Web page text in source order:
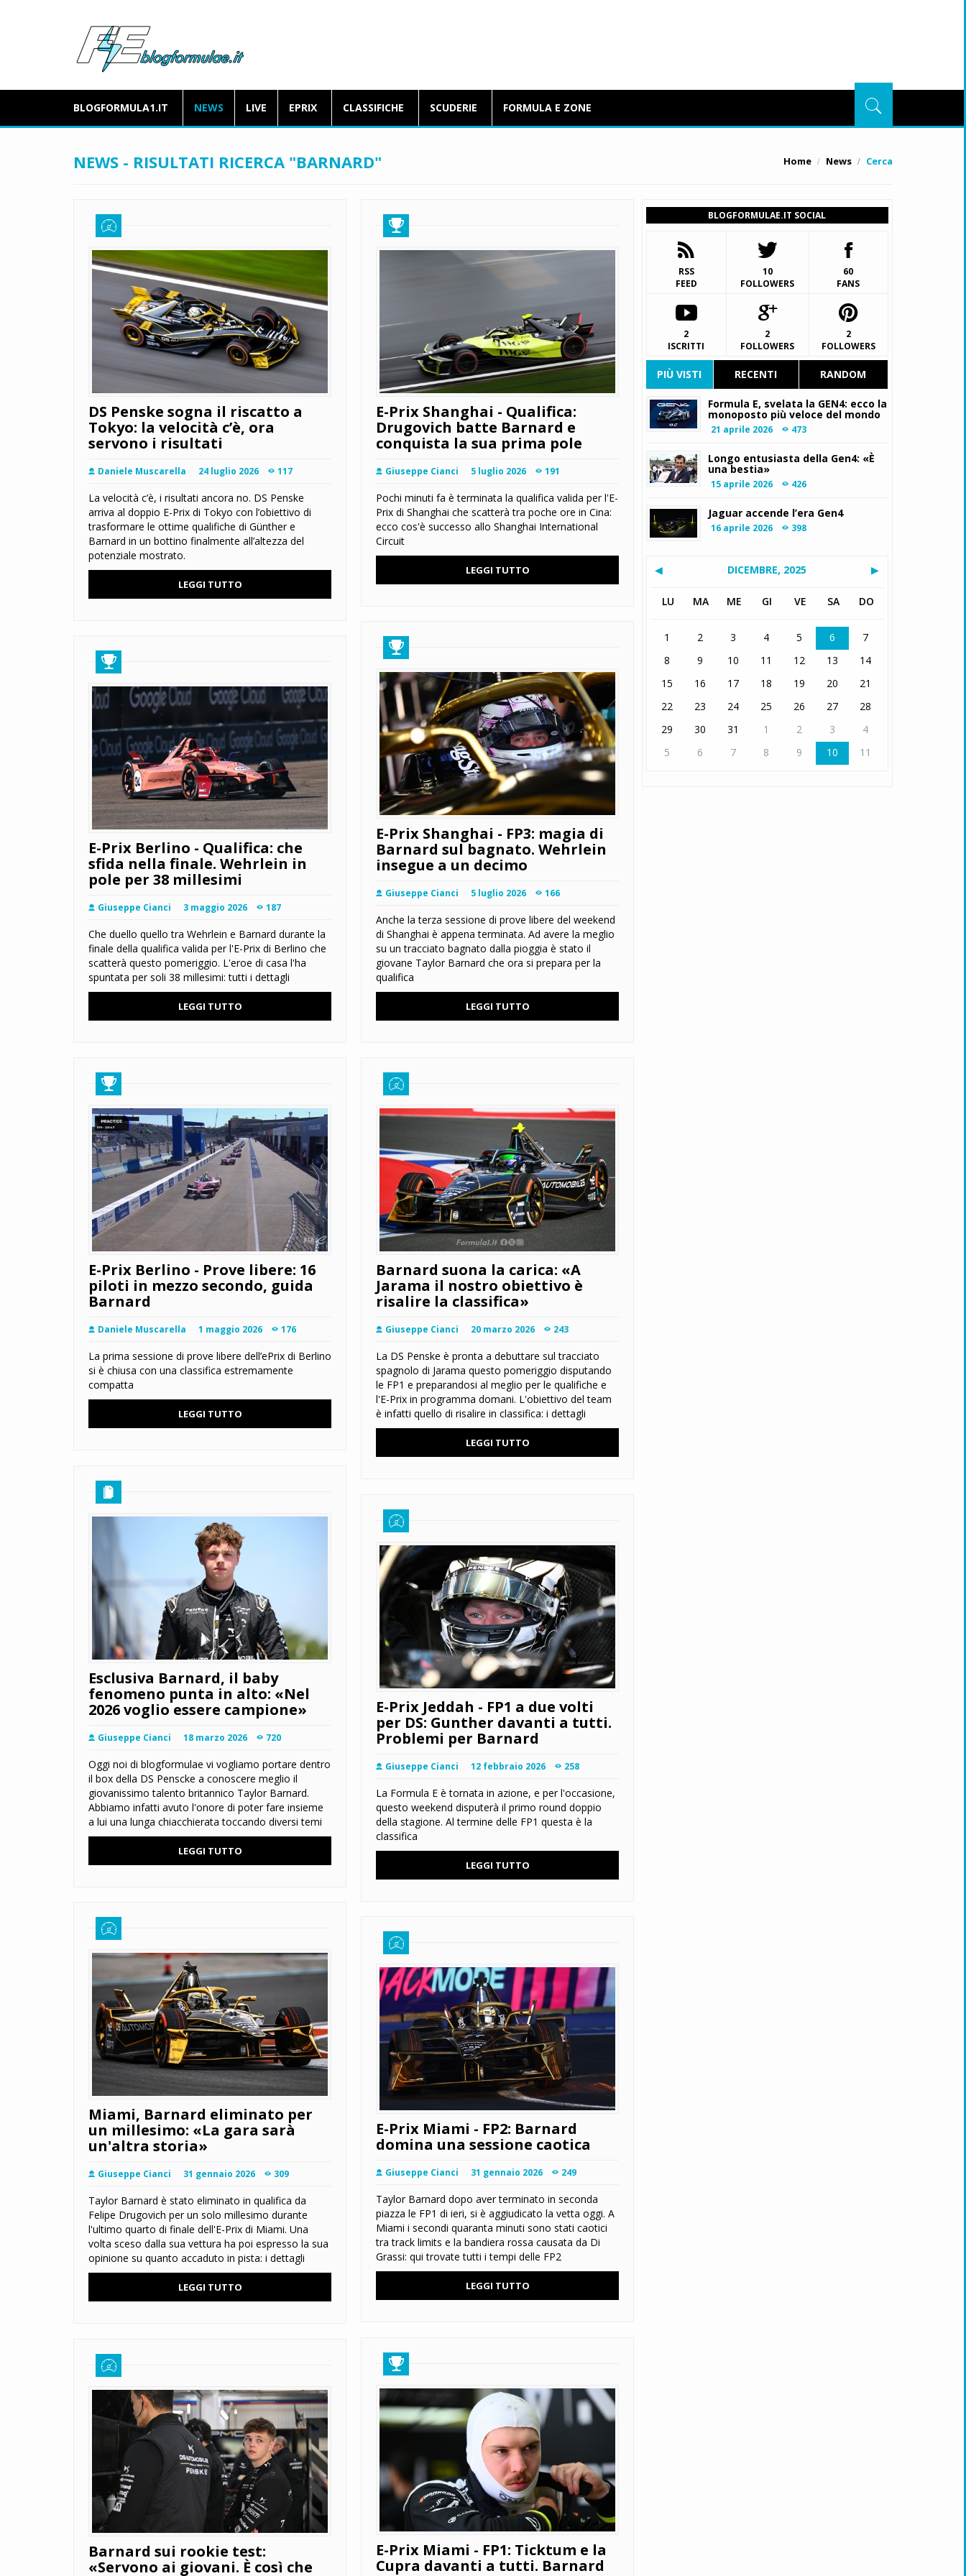
BLOGFORMULA1.IT NEWS LIVE EPRIX CLASSIFICHE SCUDERIE FORMULA E ZONE
NEWS - RISULTATI RICERCA "BARNARD" Home News Cerca
DS Penske sogna il riscatto a
Tokyo: la velocità c’è, ora
servono i risultati
Daniele Muscarella 24 luglio 2026 117
La velocità c’è, i risultati ancora no. DS Penske
arriva al doppio E-Prix di Tokyo con l’obiettivo di
trasformare le ottime qualifiche di Günther e
Barnard in un bottino finalmente all’altezza del
potenziale mostrato.
LEGGI TUTTO
E-Prix Shanghai - Qualifica:
Drugovich batte Barnard e
conquista la sua prima pole
Giuseppe Cianci 5 luglio 2026 191
Pochi minuti fa è terminata la qualifica valida per l'E-
Prix di Shanghai che scatterà tra poche ore in Cina:
ecco cos'è successo allo Shanghai International
Circuit
LEGGI TUTTO
E-Prix Shanghai - FP3: magia di
Barnard sul bagnato. Wehrlein
insegue a un decimo
Giuseppe Cianci 5 luglio 2026 166
Anche la terza sessione di prove libere del weekend
di Shanghai è appena terminata. Ad avere la meglio
su un tracciato bagnato dalla pioggia è stato il
giovane Taylor Barnard che ora si prepara per la
qualifica
LEGGI TUTTO
E-Prix Berlino - Qualifica: che
sfida nella finale. Wehrlein in
pole per 38 millesimi
Giuseppe Cianci 3 maggio 2026 187
Che duello quello tra Wehrlein e Barnard durante la
finale della qualifica valida per l'E-Prix di Berlino che
scatterà questo pomeriggio. L'eroe di casa l'ha
spuntata per soli 38 millesimi: tutti i dettagli
LEGGI TUTTO
E-Prix Berlino - Prove libere: 16
piloti in mezzo secondo, guida
Barnard
Daniele Muscarella 1 maggio 2026 176
La prima sessione di prove libere dell’ePrix di Berlino
si è chiusa con una classifica estremamente
compatta
LEGGI TUTTO
Barnard suona la carica: «A
Jarama il nostro obiettivo è
risalire la classifica»
Giuseppe Cianci 20 marzo 2026 243
La DS Penske è pronta a debuttare sul tracciato
spagnolo di Jarama questo pomeriggio disputando
le FP1 e preparandosi al meglio per le qualifiche e
l'E-Prix in programma domani. L'obiettivo del team
è infatti quello di risalire in classifica: i dettagli
LEGGI TUTTO
Esclusiva Barnard, il baby
fenomeno punta in alto: «Nel
2026 voglio essere campione»
Giuseppe Cianci 18 marzo 2026 720
Oggi noi di blogformulae vi vogliamo portare dentro
il box della DS Penscke a conoscere meglio il
giovanissimo talento britannico Taylor Barnard.
Abbiamo infatti avuto l'onore di poter fare insieme
a lui una lunga chiacchierata toccando diversi temi
LEGGI TUTTO
E-Prix Jeddah - FP1 a due volti
per DS: Gunther davanti a tutti.
Problemi per Barnard
Giuseppe Cianci 12 febbraio 2026 258
La Formula E è tornata in azione, e per l'occasione,
questo weekend disputerà il primo round doppio
della stagione. Al termine delle FP1 questa è la
classifica
LEGGI TUTTO
Miami, Barnard eliminato per
un millesimo: «La gara sarà
un'altra storia»
Giuseppe Cianci 31 gennaio 2026 309
Taylor Barnard è stato eliminato in qualifica da
Felipe Drugovich per un solo millesimo durante
l'ultimo quarto di finale dell'E-Prix di Miami. Una
volta sceso dalla sua vettura ha poi espresso la sua
opinione su quanto accaduto in pista: i dettagli
LEGGI TUTTO
E-Prix Miami - FP2: Barnard
domina una sessione caotica
Giuseppe Cianci 31 gennaio 2026 249
Taylor Barnard dopo aver terminato in seconda
piazza le FP1 di ieri, si è aggiudicato la vetta oggi. A
Miami i secondi quaranta minuti sono stati caotici
tra track limits e la bandiera rossa causata da Di
Grassi: qui trovate tutti i tempi delle FP2
LEGGI TUTTO
E-Prix Miami - FP1: Ticktum e la
Cupra davanti a tutti. Barnard
Barnard sui rookie test:
«Servono ai giovani. È così che
BLOGFORMULAE.IT SOCIAL
RSS
FEED
10
FOLLOWERS
60
FANS
2
ISCRITTI
2
FOLLOWERS
2
FOLLOWERS
PIÙ VISTI RECENTI RANDOM
Formula E, svelata la GEN4: ecco la
monoposto più veloce del mondo
21 aprile 2026 473
Longo entusiasta della Gen4: «È
una bestia»
15 aprile 2026 426
Jaguar accende l’era Gen4
16 aprile 2026 398
◀ DICEMBRE, 2025 ▶
LU MA ME GI VE SA DO
1 2 3 4 5 6
7
8
9 10 11 12 13
14
15
16 17 18 19 20
21
22
23 24 25 26 27
28
29
30 31 1 2 3
4
5
6 7 8 9 10 11